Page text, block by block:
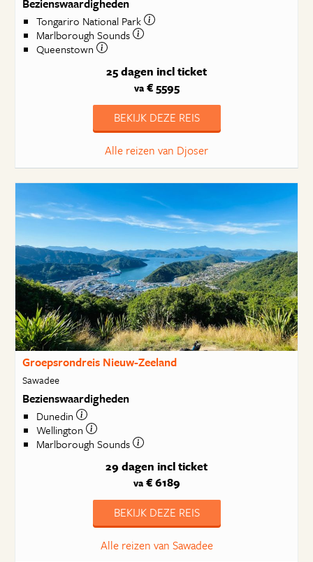
Tongariro National Park
Marlborough Sounds
Queenstown
25 dagen incl ticket
va€ 5595
BEKIJK DEZE REIS
Alle reizen van Djoser
Groepsrondreis Nieuw-Zeeland
Sawadee
Bezienswaardigheden
Dunedin
Wellington
Marlborough Sounds
29 dagen incl ticket
va€ 6189
BEKIJK DEZE REIS
Alle reizen van Sawadee